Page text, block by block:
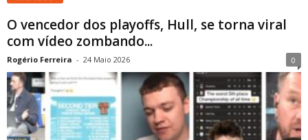
O vencedor dos playoffs, Hull, se torna viral
com vídeo zombando...
Rogério Ferreira - 24 Maio 2026 0